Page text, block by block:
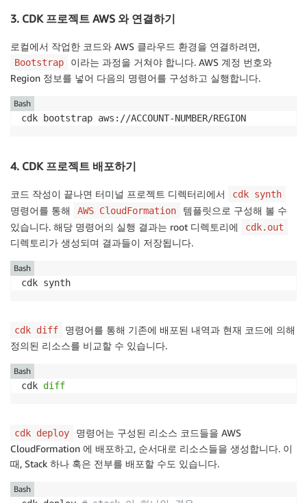
3. CDK 프로젝트 AWS 와 연결하기
로컬에서 작업한 코드와 AWS 클라우드 환경을 연결하려면,
Bootstrap
이라는 과정을 거쳐야 합니다. AWS 계정 번호와
Region 정보를 넣어 다음의 명령어를 구성하고 실행합니다.
cdk bootstrap aws://ACCOUNT-NUMBER/REGION
Bash
4. CDK 프로젝트 배포하기
코드 작성이 끝나면 터미널 프로젝트 디렉터리에서 cdk synth
명령어를 통해 AWS CloudFormation
템플릿으로 구성해 볼 수
있습니다. 해당 명령어의 실행 결과는 root 디렉토리에
cdk.out
디렉토리가 생성되며 결과들이 저장됩니다.
cdk synth
Bash
cdk diff
명령어를 통해 기존에 배포된 내역과 현재 코드에 의해
정의된 리소스를 비교할 수 있습니다.
cdk diff
Bash
cdk deploy
명령어는 구성된 리소스 코드들을 AWS
CloudFormation 에 배포하고, 순서대로 리소스들을 생성합니다. 이
때, Stack 하나 혹은 전부를 배포할 수도 있습니다.
Bash